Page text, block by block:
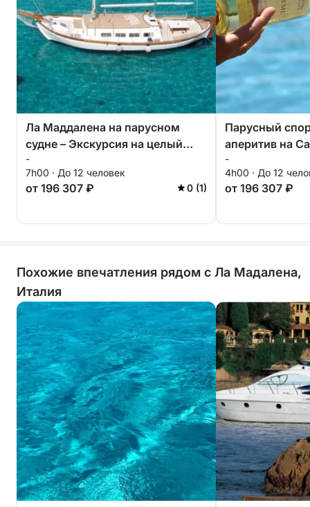
Ла Маддалена на парусном
судне – Экскурсия на целый
день
-
7h00 · До 12 человек
от 196 307 ₽ 0 (1)
Парусный
аперитив на
-
4h00 · До 12
от 196 307 ₽
Похожие впечатления рядом с Ла Мадалена,
Италия